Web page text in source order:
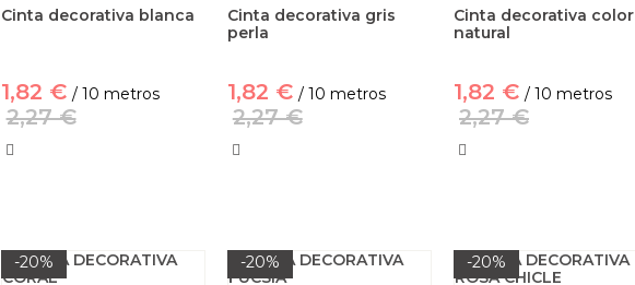
Cinta decorativa blanca
1,82 € / 10 metros
2,27 €
Cinta decorativa gris
perla
1,82 € / 10 metros
2,27 €
Cinta decorativa color
natural
1,82 € / 10 metros
2,27 €
-20% -20% -20%